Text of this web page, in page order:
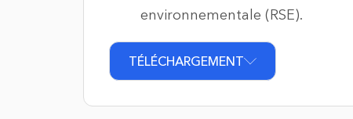
environnementale (RSE).
TÉLÉCHARGEMENT